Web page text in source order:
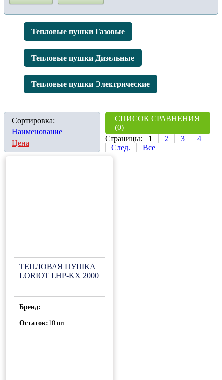
Тепловые пушки Газовые
Тепловые пушки Дизельные
Тепловые пушки Электрические
Сортировка:
Наименование
Цена
СПИСОК СРАВНЕНИЯ
(0)
Страницы:
1 2 3
4
След.
Все
ТЕПЛОВАЯ ПУШКА
LORIOT LHP-KX 2000
Бренд:
Остаток:10 шт